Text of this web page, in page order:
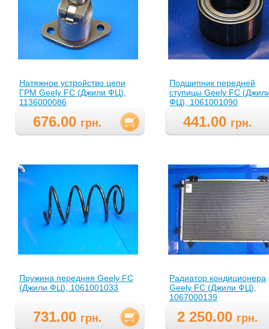
Натяжное устройство цепи
ГРМ Geely FC (Джили ФЦ),
1136000086
676.00 грн.
Подшипник передней
ступицы Geely FC
ФЦ), 1061001090
441.00 грн.
Пружина передняя Geely FC
(Джили ФЦ), 1061001033
731.00 грн.
Радиатор кондиционера
Geely FC (Джили ФЦ),
1067000139
2 250.00 грн.